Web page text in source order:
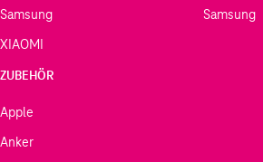
Samsung
XIAOMI
Samsung
ZUBEHÖR
Apple
Anker